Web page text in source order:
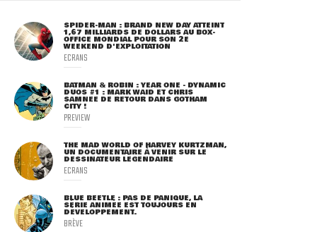
SPIDER-MAN : BRAND NEW DAY ATTEINT
1,67 MILLIARDS DE DOLLARS AU BOX-
OFFICE MONDIAL POUR SON 2E
WEEKEND D'EXPLOITATION
ECRANS
BATMAN & ROBIN : YEAR ONE - DYNAMIC
DUOS #1 : MARK WAID ET CHRIS
SAMNEE DE RETOUR DANS GOTHAM
CITY !
PREVIEW
THE MAD WORLD OF HARVEY KURTZMAN,
UN DOCUMENTAIRE À VENIR SUR LE
DESSINATEUR LÉGENDAIRE
ECRANS
BLUE BEETLE : PAS DE PANIQUE, LA
SÉRIE ANIMÉE EST TOUJOURS EN
DÉVELOPPEMENT.
BRÈVE